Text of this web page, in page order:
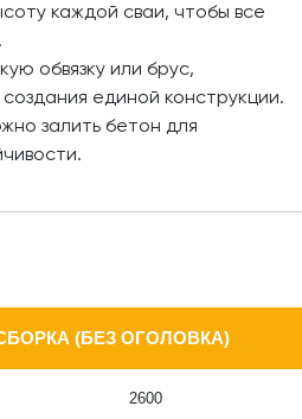
каждой сваи, чтобы все
обвязку или брус,
единой конструкции.
залить бетон для
(БЕЗ ОГОЛОВКА)
2600